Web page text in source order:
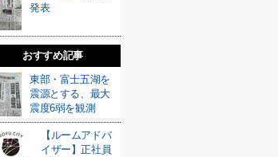
発表
おすすめ記事
東部・富士五湖を
震源とする、最大
震度6弱を観測
【ルームアドバ
イザー】正社員